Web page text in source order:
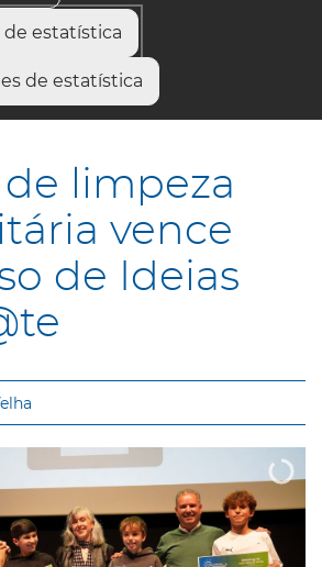
de estatística
de estatísticavence Concurso de Ideias
limpeza
vence
de Ideias